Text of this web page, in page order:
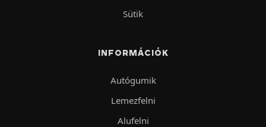
Sütik
INFORMÁCIÓK
Autógumik
Lemezfelni
Alufelni